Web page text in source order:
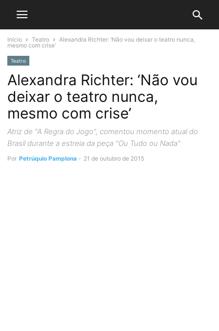
Início Teatro
Alexandra Richter: ‘Não vou deixar o teatro nunca,
mesmo com crise’
Teatro
Alexandra Richter: ‘Não vou
deixar o teatro nunca,
mesmo com crise’
Atriz de "A Regra do Jogo", comentou momento atual do
Brasil durante a estreia da peça "Ou Tudo ou Nada"
Por Petrúquio Pamplona - 21 de outubro de 2015